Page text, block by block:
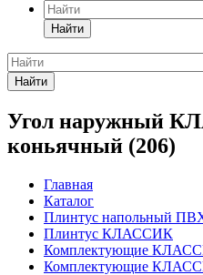
Найти
Найти
Угол наружный
коньячный (206)
Главная
Каталог
Плинтус напольный
Плинтус КЛАССИК
Комплектующие
Комплектующие